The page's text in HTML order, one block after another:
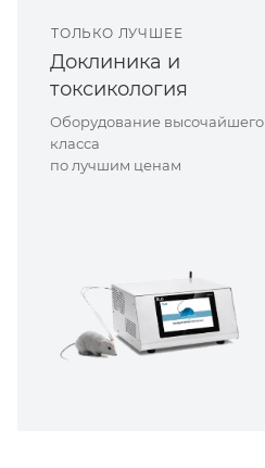
ТОЛЬКО ЛУЧШЕЕ
Доклиника и
токсикология
Оборудование высочайшего
класса
по лучшим ценам